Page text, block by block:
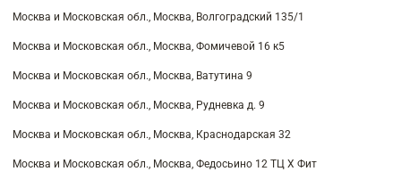
Москва и Московская обл., Москва, Волгоградский 135/1
Москва и Московская обл., Москва, Фомичевой 16 к5
Москва и Московская обл., Москва, Ватутина 9
Москва и Московская обл., Москва, Рудневка д. 9
Москва и Московская обл., Москва, Краснодарская 32
Москва и Московская обл., Москва, Федосьино 12 ТЦ Х Фит